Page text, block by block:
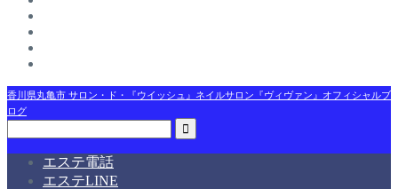
香川県丸亀市 サロン・ド・『ウイッシュ』ネイルサロン『ヴィヴァン』オフィシャルブ
ログ
エステ電話
エステLINE